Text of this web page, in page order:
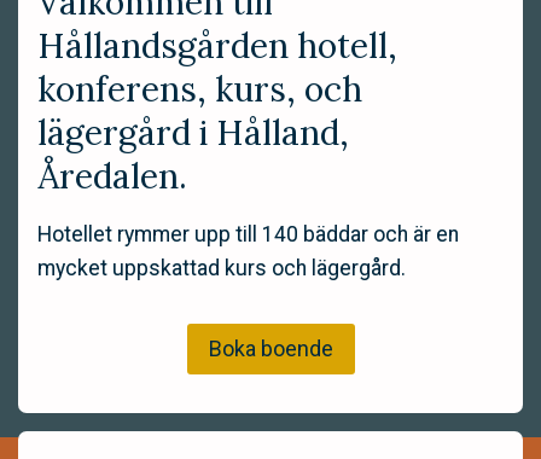
Hållandsgården hotell,
konferens, kurs, och
lägergård i Hålland,
Åredalen.
Hotellet rymmer upp till 140 bäddar och är en
mycket uppskattad kurs och lägergård.
Boka boende